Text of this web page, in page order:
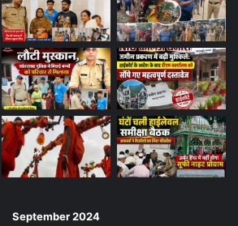
September 2024